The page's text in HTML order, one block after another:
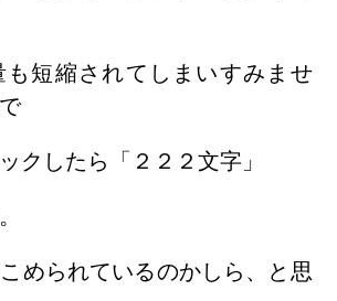
も短縮されてしまいすみませ
クしたら「２２２文字」
められているのかしら、と思